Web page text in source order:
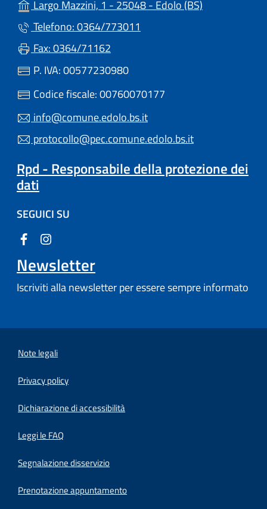
Largo Mazzini, 1 - 25048 - Edolo (BS)
Telefono: 0364/773011
Fax: 0364/71162
P. IVA: 00577230980
Codice fiscale: 00760070177
info@comune.edolo.bs.it
protocollo@pec.comune.edolo.bs.it
Rpd - Responsabile della protezione dei
dati
SEGUICI SU
Newsletter
Iscriviti alla newsletter per essere sempre informato
Note legali
Privacy policy
Dichiarazione di accessibilità
Leggi le FAQ
Segnalazione disservizio
Prenotazione appuntamento